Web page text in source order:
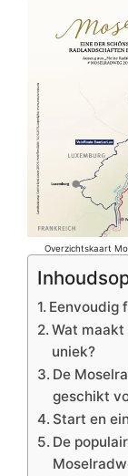
Overzichtskaart
Eenvoudig
Wat maakt
uniek?
De
geschikt
Start en
De